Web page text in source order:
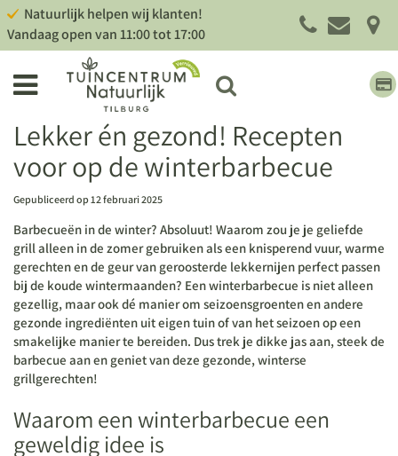
Natuurlijk helpen wij klanten!
Vandaag open van11:00tot17:00
Lekker én gezond! Recepten
voor op de winterbarbecue
Gepubliceerd op 12 februari 2025
Barbecueën in de winter? Absoluut! Waarom zou je je geliefde
grill alleen in de zomer gebruiken als een knisperend vuur, warme
gerechten en de geur van geroosterde lekkernijen perfect passen
bij de koude wintermaanden? Eenwinterbarbecue is niet alleen
gezellig, maar ook dé manier om seizoensgroenten en andere
gezonde ingrediënten uit eigen tuin of van het seizoen op een
smakelijke manier te bereiden. Dus trek je dikke jas aan, steek de
barbecue aan en geniet van deze gezonde, winterse
grillgerechten!
Waarom een winterbarbecue een
geweldig idee is